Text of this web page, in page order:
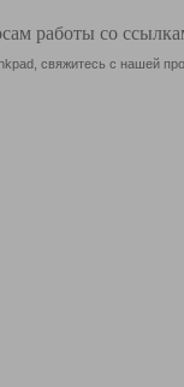
работы со
свяжитесь с нашей